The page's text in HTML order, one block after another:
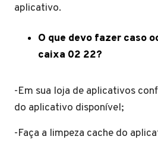
aplicativo.
O que devo fazer caso
caixa 02 22?
-Em sua loja de aplicativos
do aplicativo disponível;
-Faça a limpeza cache do